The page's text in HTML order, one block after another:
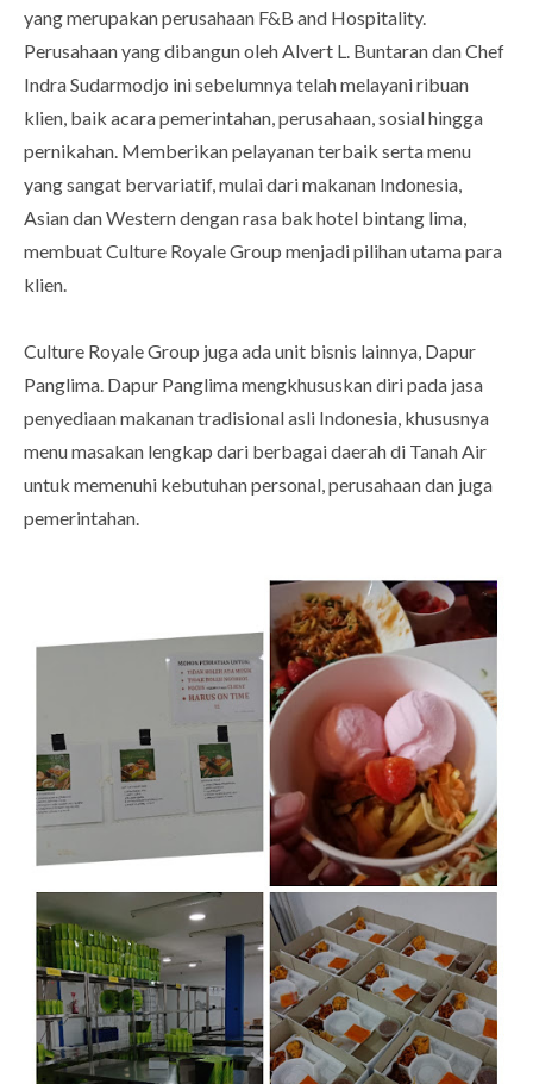
yang merupakan perusahaan F&B and Hospitality.
Perusahaan yang dibangun oleh Alvert L. Buntaran dan Chef
Indra Sudarmodjo ini sebelumnya telah melayani ribuan
klien, baik acara pemerintahan, perusahaan, sosial hingga
pernikahan. Memberikan pelayanan terbaik serta menu
yang sangat bervariatif, mulai dari makanan Indonesia,
Asian dan Western dengan rasa bak hotel bintang lima,
membuat Culture Royale Group menjadi pilihan utama para
klien.
Culture Royale Group juga ada unit bisnis lainnya, Dapur
Panglima. Dapur Panglima mengkhususkan diri pada jasa
penyediaan makanan tradisional asli Indonesia, khususnya
menu masakan lengkap dari berbagai daerah di Tanah Air
untuk memenuhi kebutuhan personal, perusahaan dan juga
pemerintahan.